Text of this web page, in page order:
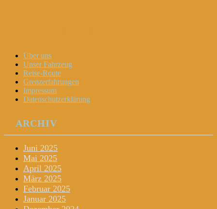
Menu
Widgets
Search
Skip
content
Über uns
Unser Fahrzeug
Reise-Route
Grenzerfahrungen
Impressum
Datenschutzerklärung
ARCHIV
Juni 2025
Mai 2025
April 2025
März 2025
Februar 2025
Januar 2025